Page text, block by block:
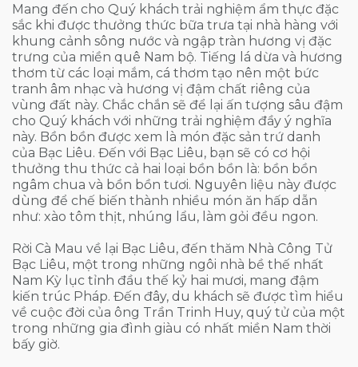
Mang đến cho Quý khách trải nghiệm ẩm thực đặc
sắc khi được thưởng thức bữa trưa tại nhà hàng với
khung cảnh sông nước và ngập tràn hương vị đặc
trưng của miền quê Nam bộ. Tiếng lá dừa và hương
thơm từ các loại mắm, cá thơm tạo nên một bức
tranh âm nhạc và hương vị đậm chất riêng của
vùng đất này. Chắc chắn sẽ để lại ấn tượng sâu đậm
cho Quý khách với những trải nghiệm đầy ý nghĩa
này. Bồn bồn được xem là món đặc sản trứ danh
của Bạc Liêu. Đến với Bạc Liêu, bạn sẽ có cơ hội
thưởng thu thức cả hai loại bồn bồn là: bồn bồn
ngâm chua và bồn bồn tươi. Nguyên liệu này được
dùng để chế biến thành nhiều món ăn hấp dẫn
như: xào tôm thịt, nhúng lẩu, làm gỏi đều ngon.
Rời Cà Mau về lại Bạc Liêu, đến thăm Nhà Công Tử
Bạc Liêu, một trong những ngôi nhà bề thế nhất
Nam Kỳ lục tỉnh đầu thế kỷ hai mươi, mang đậm
kiến trúc Pháp. Đến đây, du khách sẽ được tìm hiểu
về cuộc đời của ông Trần Trinh Huy, quý tử của một
trong những gia đình giàu có nhất miền Nam thời
bấy giờ.